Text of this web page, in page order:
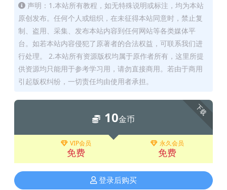
声明：1.本站所有教程，如无特殊说明或标注，均为本站
原创发布。任何个人或组织，在未征得本站同意时，禁止复
制、盗用、采集、发布本站内容到任何网站等各类媒体平
台。如若本站内容侵犯了原著者的合法权益，可联系我们进
行处理。 2.本站所有资源版权均属于原作者所有，这里所提
供资源均只能用于参考学习用，请勿直接商用。若由于商用
引起版权纠纷，一切责任均由使用者承担。
下载
10金币
VIP会员
免费
永久会员
免费
登录后购买